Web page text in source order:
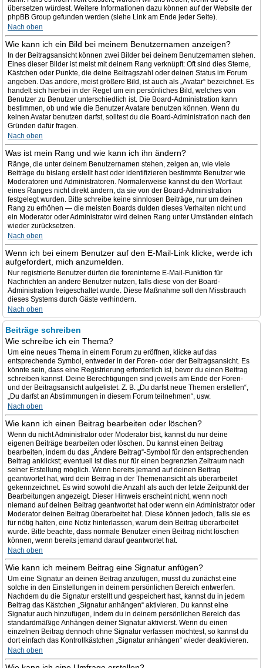
übersetzen würdest. Weitere Informationen dazu können auf der Website der
phpBB Group gefunden werden (siehe Link am Ende jeder Seite).
Nach oben
Wie kann ich ein Bild bei meinem Benutzernamen anzeigen?
In der Beitragsansicht können zwei Bilder bei deinem Benutzernamen stehen.
Eines dieser Bilder ist meist mit deinem Rang verknüpft: Oft sind dies Sterne,
Kästchen oder Punkte, die deine Beitragszahl oder deinen Status im Forum
angeben. Das andere, meist größere Bild, ist auch als „Avatar“ bezeichnet. Es
handelt sich hierbei in der Regel um ein persönliches Bild, welches von
Benutzer zu Benutzer unterschiedlich ist. Die Board-Administration kann
bestimmen, ob und wie die Benutzer Avatare benutzen können. Wenn du
keinen Avatar benutzen darfst, solltest du die Board-Administration nach den
Gründen dafür fragen.
Nach oben
Was ist mein Rang und wie kann ich ihn ändern?
Ränge, die unter deinem Benutzernamen stehen, zeigen an, wie viele
Beiträge du bislang erstellt hast oder identifizieren bestimmte Benutzer wie
Moderatoren und Administratoren. Normalerweise kannst du den Wortlaut
eines Ranges nicht direkt ändern, da sie von der Board-Administration
festgelegt wurden. Bitte schreibe keine sinnlosen Beiträge, nur um deinen
Rang zu erhöhen — die meisten Boards dulden dieses Verhalten nicht und
ein Moderator oder Administrator wird deinen Rang unter Umständen einfach
wieder zurücksetzen.
Nach oben
Wenn ich bei einem Benutzer auf den E-Mail-Link klicke, werde ich
aufgefordert, mich anzumelden.
Nur registrierte Benutzer dürfen die foreninterne E-Mail-Funktion für
Nachrichten an andere Benutzer nutzen, falls diese von der Board-
Administration freigeschaltet wurde. Diese Maßnahme soll den Missbrauch
dieses Systems durch Gäste verhindern.
Nach oben
Beiträge schreiben
Wie schreibe ich ein Thema?
Um eine neues Thema in einem Forum zu eröffnen, klicke auf das
entsprechende Symbol, entweder in der Foren- oder der Beitragsansicht. Es
könnte sein, dass eine Registrierung erforderlich ist, bevor du einen Beitrag
schreiben kannst. Deine Berechtigungen sind jeweils am Ende der Foren-
und der Beitragsansicht aufgelistet. Z. B. „Du darfst neue Themen erstellen“,
„Du darfst an Abstimmungen in diesem Forum teilnehmen“, usw.
Nach oben
Wie kann ich einen Beitrag bearbeiten oder löschen?
Wenn du nicht Administrator oder Moderator bist, kannst du nur deine
eigenen Beiträge bearbeiten oder löschen. Du kannst einen Beitrag
bearbeiten, indem du das „Ändere Beitrag“-Symbol für den entsprechenden
Beitrag anklickst; eventuell ist dies nur für einen begrenzten Zeitraum nach
seiner Erstellung möglich. Wenn bereits jemand auf deinen Beitrag
geantwortet hat, wird dein Beitrag in der Themenansicht als überarbeitet
gekennzeichnet. Es wird sowohl die Anzahl als auch der letzte Zeitpunkt der
Bearbeitungen angezeigt. Dieser Hinweis erscheint nicht, wenn noch
niemand auf deinen Beitrag geantwortet hat oder wenn ein Administrator oder
Moderator deinen Beitrag überarbeitet hat. Diese können jedoch, falls sie es
für nötig halten, eine Notiz hinterlassen, warum dein Beitrag überarbeitet
wurde. Bitte beachte, dass normale Benutzer einen Beitrag nicht löschen
können, wenn bereits jemand darauf geantwortet hat.
Nach oben
Wie kann ich meinem Beitrag eine Signatur anfügen?
Um eine Signatur an deinen Beitrag anzufügen, musst du zunächst eine
solche in den Einstellungen in deinem persönlichen Bereich entwerfen.
Nachdem du die Signatur erstellt und gespeichert hast, kannst du in jedem
Beitrag das Kästchen „Signatur anhängen“ aktivieren. Du kannst eine
Signatur auch hinzufügen, indem du in deinem persönlichen Bereich das
standardmäßige Anhängen deiner Signatur aktivierst. Wenn du einen
einzelnen Beitrag dennoch ohne Signatur verfassen möchtest, so kannst du
dort einfach das Kontrollkästchen „Signatur anhängen“ wieder deaktivieren.
Nach oben